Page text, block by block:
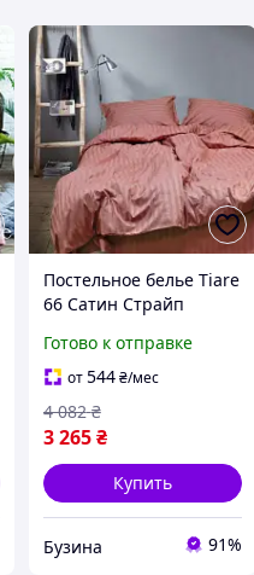
Постельное белье Tiare
66 Сатин Страйп
66_Stripe_sm buzyna
Готово к отправке
от544 ₴/мес
3 265 ₴
4 082 ₴
Купить
Бузина 91%